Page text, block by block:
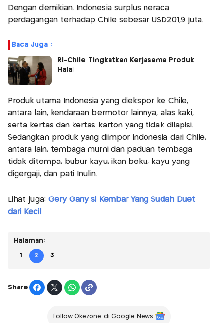
Dengan demikian, Indonesia surplus neraca
perdagangan terhadap Chile sebesar USD201,9 juta.
Baca Juga :
RI-Chile Tingkatkan Kerjasama Produk
Halal
Produk utama Indonesia yang diekspor ke Chile,
antara lain, kendaraan bermotor lainnya, alas kaki,
serta kertas dan kertas karton yang tidak dilapisi.
Sedangkan produk yang diimpor Indonesia dari Chile,
antara lain, tembaga murni dan paduan tembaga
tidak ditempa, bubur kayu, ikan beku, kayu yang
digergaji, dan pati Inulin.
Lihat juga: Gery Gany si Kembar Yang Sudah Duet
dari Kecil
Halaman:
1 2 3
Share
Follow Okezone di Google News